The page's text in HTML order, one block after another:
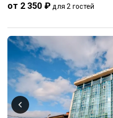
от 2 350 ₽ для 2 гостей